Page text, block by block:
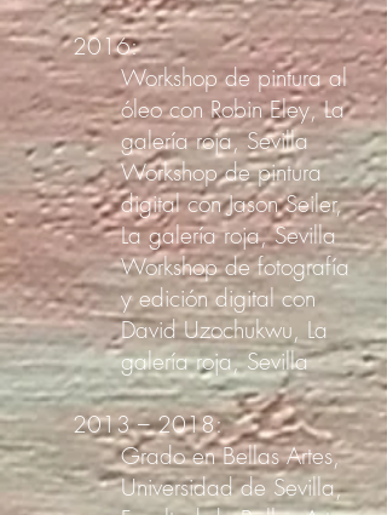
2016:
Workshop de pintura al
óleo con Robin Eley, La
galería roja, Sevilla
Workshop de pintura
digital con Jason Seiler,
La galería roja, Sevilla
Workshop de fotografía
y edición digital con
David Uzochukwu, La
galería roja, Sevilla
2013 – 2018:
Grado en Bellas Artes,
Universidad de Sevilla,